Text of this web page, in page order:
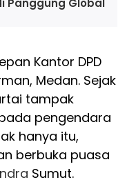
Panggung Global
Kantor DPD
Medan. Sejak
tampak
pengendara
hanya itu,
berbuka puasa
Sumut.